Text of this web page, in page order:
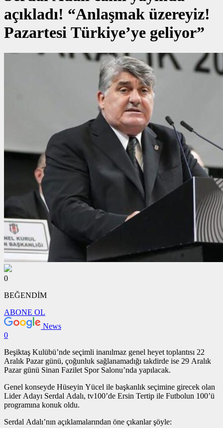
açıkladı! “Anlaşmak üzereyiz!
Pazartesi Türkiye’ye geliyor”
0
BEĞENDİM
ABONE OL
News
0
Beşiktaş Kulübü’nde seçimli inanılmaz genel heyet toplantısı 22
Aralık Pazar günü, çoğunluk sağlanamadığı takdirde ise 29 Aralık
Pazar günü Sinan Fazilet Spor Salonu’nda yapılacak.
Genel konseyde Hüseyin Yücel ile başkanlık seçimine girecek olan
Lider Adayı Serdal Adalı, tv100’de Ersin Tertip ile Futbolun 100’ü
programına konuk oldu.
Serdal Adalı’nın açıklamalarından öne çıkanlar şöyle: